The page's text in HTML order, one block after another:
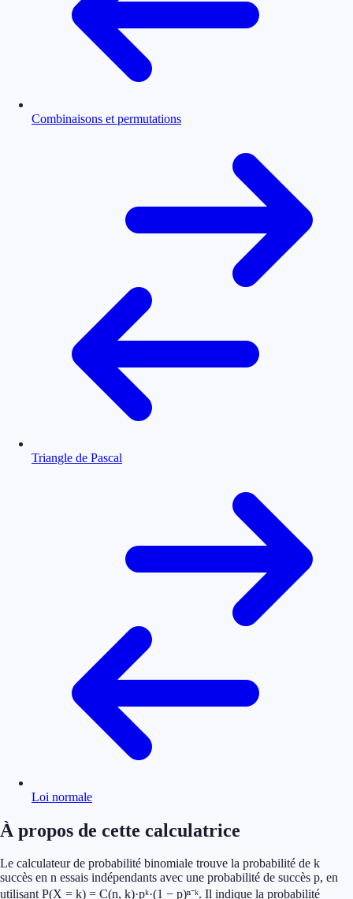
Combinaisons et permutations
Triangle de Pascal
Loi normale
À propos de cette calculatrice
Le calculateur de probabilité binomiale trouve la probabilité de k
succès en n essais indépendants avec une probabilité de succès p, en
utilisant P(X = k) = C(n, k)·pᵏ·(1 − p)ⁿ⁻ᵏ. Il indique la probabilité